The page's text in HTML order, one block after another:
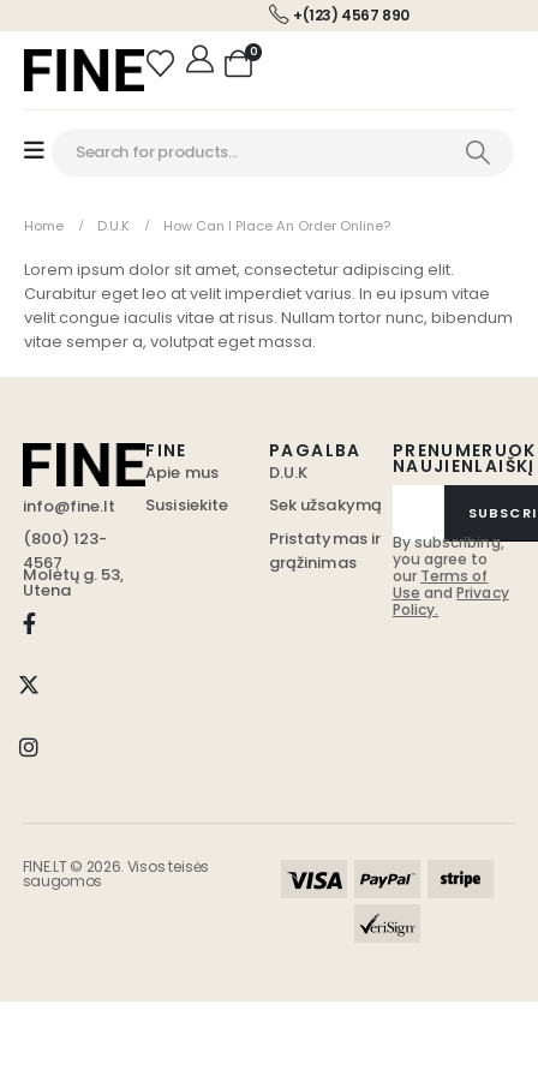
+(123) 4567 890
0
Home D.U.K How Can I Place An Order Online?
Lorem ipsum dolor sit amet, consectetur adipiscing elit.
Curabitur eget leo at velit imperdiet varius. In eu ipsum vitae
velit congue iaculis vitae at risus. Nullam tortor nunc, bibendum
vitae semper a, volutpat eget massa.
info@fine.lt
(800) 123-
4567
Molėtų g. 53,
Utena
PRENUMERUOK
NAUJIENLAIŠKĮ
By subscribing,
you agree to
our Terms of
Use andPrivacy
Policy.
FINE
Apie mus
Susisiekite
PAGALBA
D.U.K
Sek užsakymą
Pristatymas ir
grąžinimas
FINE.LT © 2026. Visos teisės
saugomos